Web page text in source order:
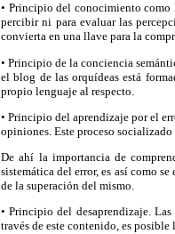
• Principio del conocimiento como
percibir ni para evaluar las
convierta en una llave para la
• Principio de la conciencia
el blog de las orquídeas está
propio lenguaje al respecto.
• Principio del aprendizaje por el
opiniones. Este proceso
De ahí la importancia de
sistemática del error, es así como
de la superación del mismo.
• Principio del desaprendizaje.
través de este contenido, es